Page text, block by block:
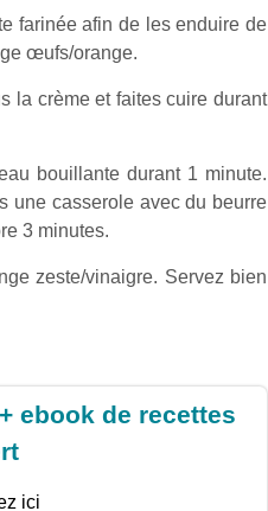
farinée afin de les enduire de
œufs/orange.
la crème et faites cuire durant
bouillante durant 1 minute.
une casserole avec du beurre
3 minutes.
zeste/vinaigre. Servez bien
ebook de recettes
ici